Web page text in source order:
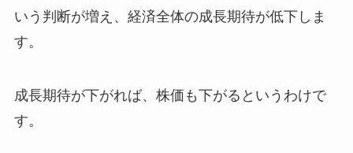
いう判断が増え、経済全体の成長期待が低下しま
す。
成長期待が下がれば、株価も下がるというわけで
す。